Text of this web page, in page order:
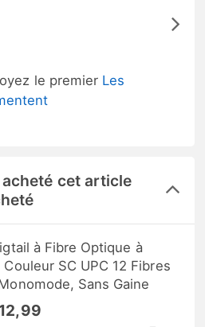
le premier Les
cet article
à Fibre Optique à
Couleur SC UPC 12 Fibres
Sans Gaine